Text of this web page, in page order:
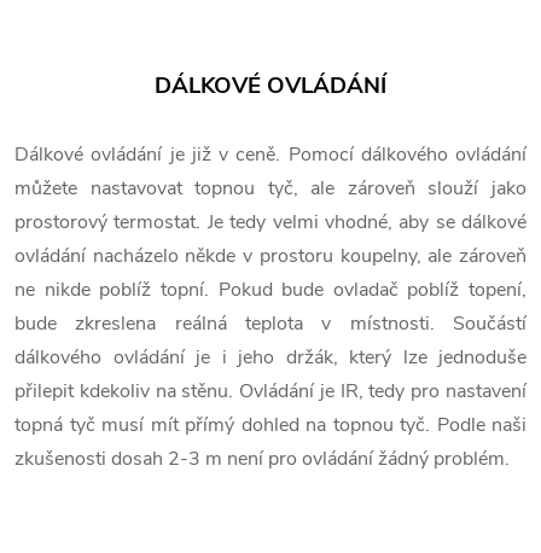
DÁLKOVÉ OVLÁDÁNÍ
Dálkové ovládání je již v ceně. Pomocí dálkového ovládání
můžete nastavovat topnou tyč, ale zároveň slouží jako
prostorový termostat. Je tedy velmi vhodné, aby se dálkové
ovládání nacházelo někde v prostoru koupelny, ale zároveň
ne nikde poblíž topní. Pokud bude ovladač poblíž topení,
bude zkreslena reálná teplota v místnosti. Součástí
dálkového ovládání je i jeho držák, který lze jednoduše
přilepit kdekoliv na stěnu. Ovládání je IR, tedy pro nastavení
topná tyč musí mít přímý dohled na topnou tyč. Podle naši
zkušenosti dosah 2-3 m není pro ovládání žádný problém.